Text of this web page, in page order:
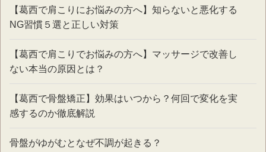
【葛西で肩こりにお悩みの方へ】知らないと悪化する
NG習慣５選と正しい対策
【葛西で肩こりでお悩みの方へ】マッサージで改善し
ない本当の原因とは？
【葛西で骨盤矯正】効果はいつから？何回で変化を実
感するのか徹底解説
骨盤がゆがむとなぜ不調が起きる？